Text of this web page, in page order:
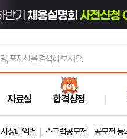
자료실 합격상점
시상내역별 스크랩공모전 공모전 등